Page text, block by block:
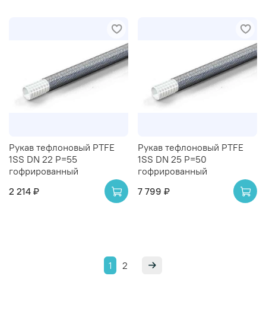
Рукав тефлоновый PTFE
1SS DN 22 P=55
гофрированный
2 214 ₽
Рукав тефлоновый PTFE
1SS DN 25 P=50
гофрированный
7 799 ₽
1 2